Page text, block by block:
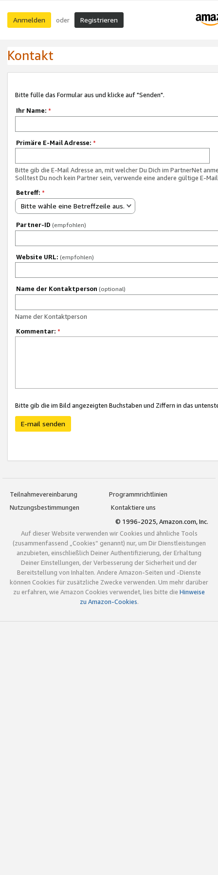
Anmelden oder Registrieren
Kontakt
Bitte fülle das Formular aus und klicke auf "Senden".
Ihr Name: *
Primäre E-Mail Adresse: *
Bitte gib die E-Mail Adresse an, mit welcher Du Dich im PartnerNet
Solltest Du noch kein Partner sein, verwende eine andere gültige E-
Betreff: *
Bitte wähle eine Betreffzeile aus.
Partner-ID (empfohlen)
Website URL: (empfohlen)
Name der Kontaktperson (optional)
Name der Kontaktperson
Kommentar: *
Bitte gib die im Bild angezeigten Buchstaben und Ziffern in das
E-mail senden
Teilnahmevereinbarung
Programmrichtlinien
Nutzungsbestimmungen
Kontaktiere uns
© 1996-2025, Amazon.com, Inc.
Auf dieser Website verwenden wir Cookies und ähnliche Tools
(zusammenfassend „Cookies“ genannt) nur, um Dir Dienstleistungen
anzubieten, einschließlich Deiner Authentifizierung, der Erhaltung
Deiner Einstellungen, der Verbesserung der Sicherheit und der
Bereitstellung von Inhalten. Andere Amazon-Seiten und -Dienste
können Cookies für zusätzliche Zwecke verwenden. Um mehr darüber
zu erfahren, wie Amazon Cookies verwendet, lies bitte die Hinweise
zu Amazon-Cookies.